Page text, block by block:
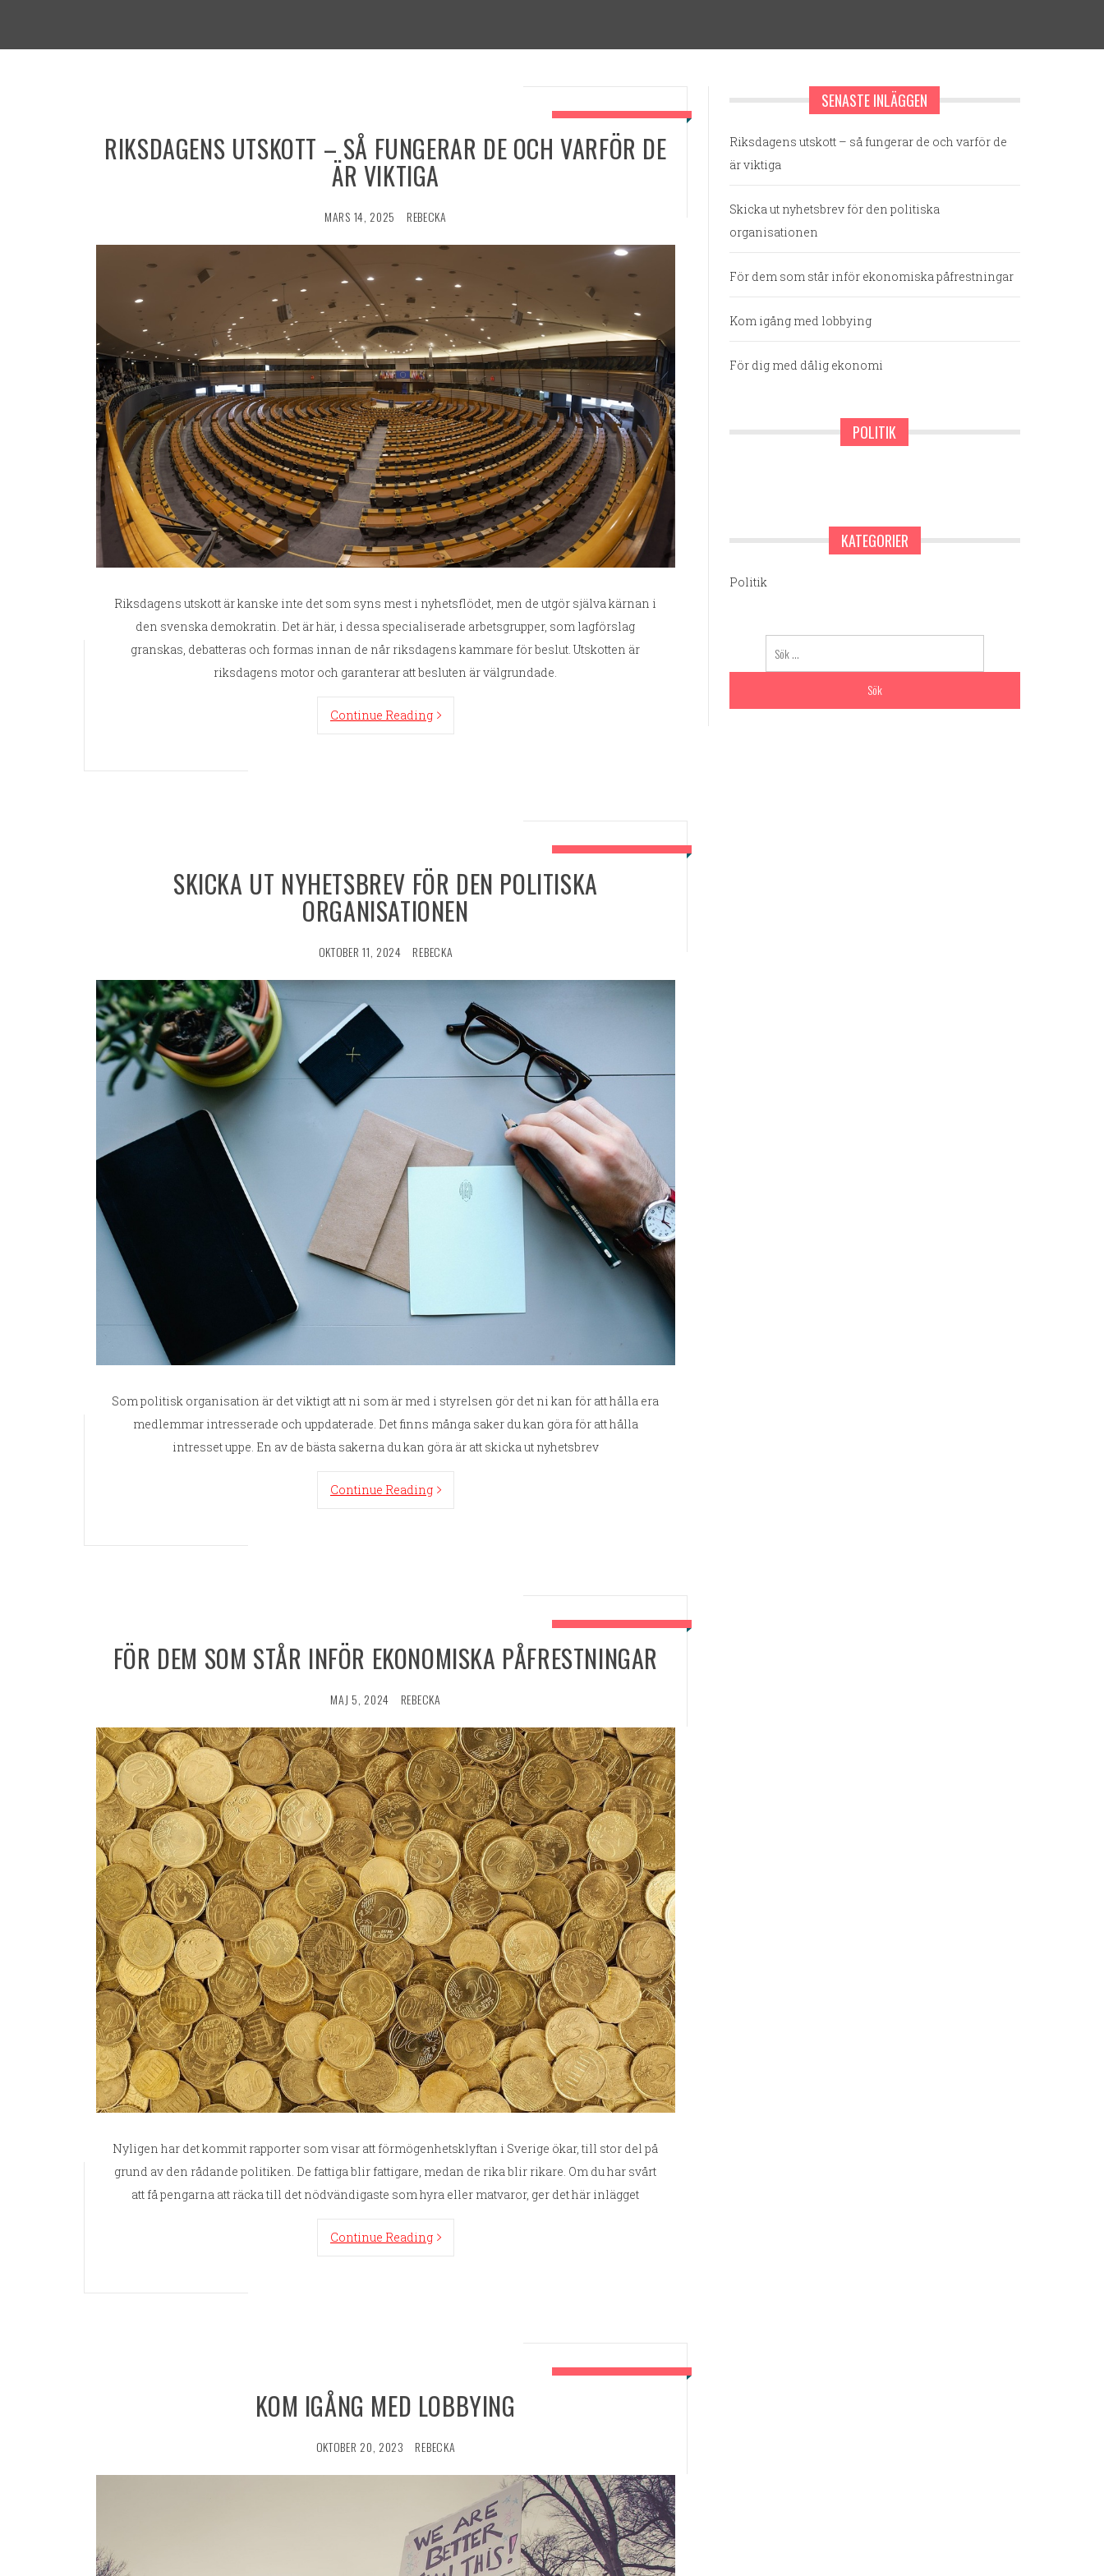
RIKSDAGENS UTSKOTT – SÅ FUNGERAR DE OCH VARFÖR DE
ÄR VIKTIGA
MARS 14, 2025 REBECKA
Riksdagens utskott är kanske inte det som syns mest i nyhetsflödet, men de utgör själva kärnan i
den svenska demokratin. Det är här, i dessa specialiserade arbetsgrupper, som lagförslag
granskas, debatteras och formas innan de når riksdagens kammare för beslut. Utskotten är
riksdagens motor och garanterar att besluten är välgrundade.
Continue Reading
SKICKA UT NYHETSBREV FÖR DEN POLITISKA
ORGANISATIONEN
OKTOBER 11, 2024 REBECKA
Som politisk organisation är det viktigt att ni som är med i styrelsen gör det ni kan för att hålla era
medlemmar intresserade och uppdaterade. Det finns många saker du kan göra för att hålla
intresset uppe. En av de bästa sakerna du kan göra är att skicka ut nyhetsbrev
Continue Reading
FÖR DEM SOM STÅR INFÖR EKONOMISKA PÅFRESTNINGAR
MAJ 5, 2024 REBECKA
Nyligen har det kommit rapporter som visar att förmögenhetsklyftan i Sverige ökar, till stor del på
grund av den rådande politiken. De fattiga blir fattigare, medan de rika blir rikare. Om du har svårt
att få pengarna att räcka till det nödvändigaste som hyra eller matvaror, ger det här inlägget
Continue Reading
KOM IGÅNG MED LOBBYING
OKTOBER 20, 2023 REBECKA
SENASTE INLÄGGEN
Riksdagens utskott – så fungerar de och varför de
är viktiga
Skicka ut nyhetsbrev för den politiska
organisationen
För dem som står inför ekonomiska påfrestningar
Kom igång med lobbying
För dig med dålig ekonomi
POLITIK
KATEGORIER
Politik
efter: